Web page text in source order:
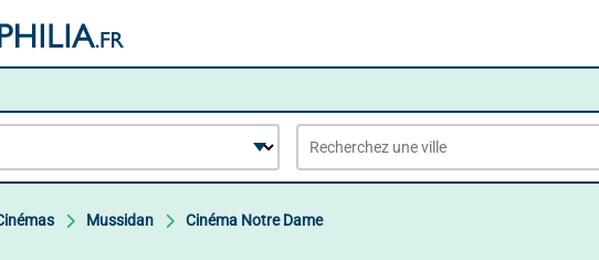
Mussidan Cinéma Notre Dame